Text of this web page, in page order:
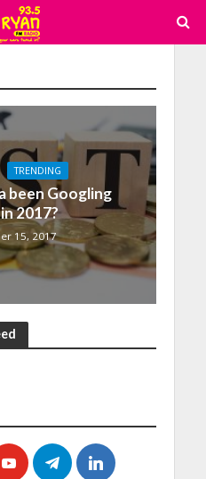
TRENDING
been Googling
2017?
15, 2017